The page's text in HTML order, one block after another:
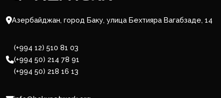
Азербайджан, город Баку, улица Бехтияра Вагабзаде, 14
(+994 12) 510 81 03
(+994 50) 214 78 91
(+994 50) 218 16 13